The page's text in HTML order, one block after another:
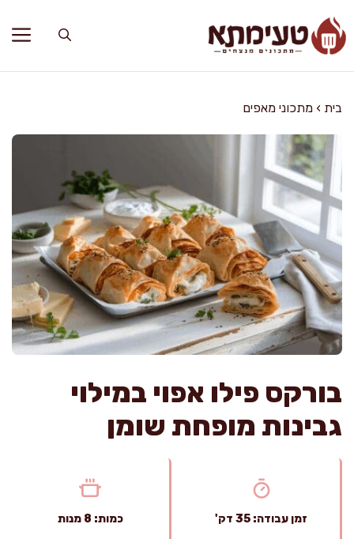
לתוכן
בית › מתכוני מאפים
בורקס פילו אפוי במילוי
גבינות מופחת שומן
זמן עבודה: 35 דק' כמות: 8 מנות